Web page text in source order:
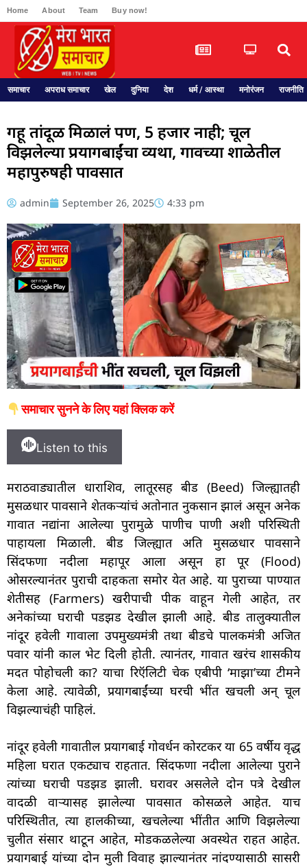
Home About Team Buy now!
समाचार अपराध समाचार खेल दुनिया देश धर्म / आस्था मनोरंजन राजनीति
गहू तांदूळ मिळालं पण, 5 हजार नाही; चूल
विझलेल्या प्रयागबाईंचा व्यथा, गावच्या शाळेतील
महापुरुषही पावसात
admin September 26, 2025 4:33 pm
समाचार सुनने के लिए यहां क्लिक करें
Listen to this
मराठवाड्यातील धाराशिव, लातूरसह बीड (Beed) जिल्ह्यातही
मुसळधार पावसाने शेतकऱ्यांचं अतोनात नुकसान झालं असून अनेक
गावात नद्यांना आलेल्या पुरामुळे पाणीच पाणी अशी परिस्थिती
पाहायला मिळाली. बीड जिल्ह्यात अति मुसळधार पावसाने
सिंदफणा नदीला महापूर आला असून हा पूर (Flood)
ओसरल्यानंतर पुराची दाहकता समोर येत आहे. या पुराच्या पाण्यात
शेतीसह (Farmers) खरीपाची पीक वाहून गेली आहेत, तर
अनेकांच्या घराची पडझड देखील झाली आहे. बीड तालुक्यातील
नांदूर हवेली गावाला उपमुख्यमंत्री तथा बीडचे पालकमंत्री अजित
पवार यांनी काल भेट दिली होती. त्यानंतर, गावात खरंच शासकीय
मदत पोहोचली का? याचा रिऍलिटी चेक एबीपी ‘माझा’च्या टीमने
केला आहे. त्यावेळी, प्रयागबाईंच्या घरची भींत खचली अन् चूल
विझल्याचंही पाहिलं.
नांदूर हवेली गावातील प्रयागबाई गोवर्धन कोरटकर या 65 वर्षीय वृद्ध
महिला घरात एकट्याच राहतात. सिंदफणा नदीला आलेल्या पुराने
त्यांच्या घराची पडझड झाली. घरावर असलेले दोन पत्रे देखील
वादळी वाऱ्यासह झालेल्या पावसात कोसळले आहेत. याच
परिस्थितीत, त्या हालकीच्या, खचलेल्या भींतीत आणि विझलेल्या
चुलीत संसार थाटून आहेत, मोडकळलेल्या अवस्थेत राहत आहेत.
प्रयागबाई यांच्या दोन मुली विवाह झाल्यानंतर नांदण्यासाठी सासरी